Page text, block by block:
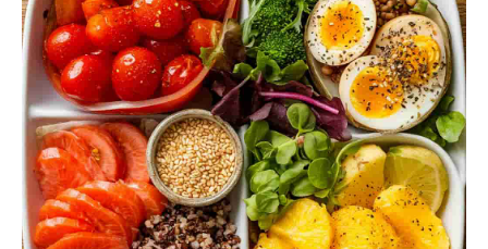
Я даю согласие на обработку персональных
данных в соответствии с политикой
конфиденциальности
Отправить!